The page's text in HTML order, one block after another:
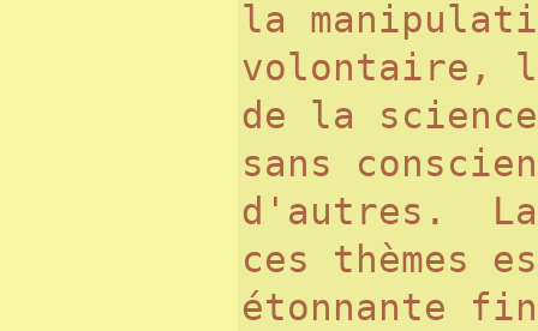
la
volontaire,
de la
sans
d'autres. La
ces thèmes
étonnante